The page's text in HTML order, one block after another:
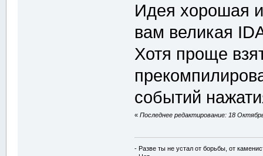
Идея хорошая
вам великая
Хотя проще
событий
«Последнее редактирование: 18
- Разве ты не устал от борьбы, от